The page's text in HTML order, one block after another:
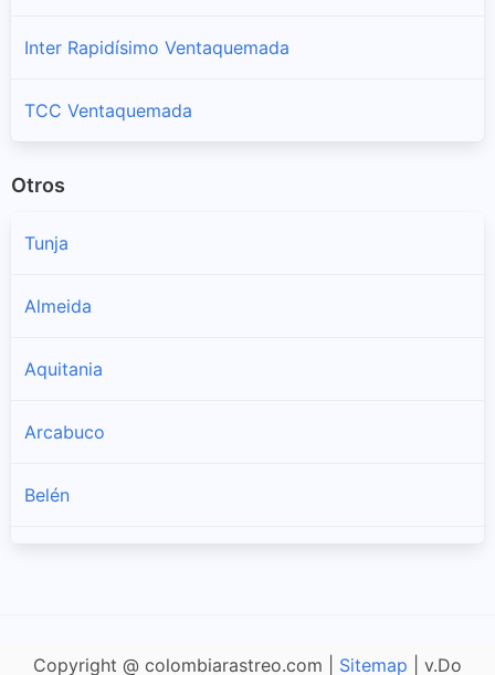
Inter Rapidísimo Ventaquemada
TCC Ventaquemada
Otros
Tunja
Almeida
Aquitania
Arcabuco
Belén
Copyright @ colombiarastreo.com | Sitemap | v.Do